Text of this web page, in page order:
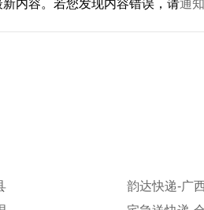
新内容。若您发现内容错误，请通
韵达快递-广